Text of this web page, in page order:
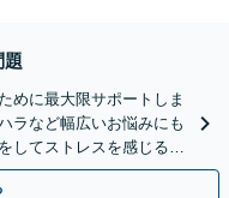
題
めに最大限サポートしま
ラなど幅広いお悩みにも
してストレスを感じる必
。